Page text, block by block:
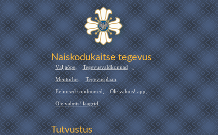
Naiskodukaitse tegevus
Väljaõpe, Tegevusvaldkonnad ,
Mentorlus, Tegevusplaan,
Eelmised sündmused, Ole valmis! äpp,
Ole valmis! laagrid
Tutvustus